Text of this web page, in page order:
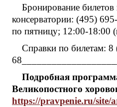
Бронирование
консерватории: (495)
по пятницу; 12:00-18:00
Справки по билетам:
Подробная
Великопостного
https://pravpenie.ru/site/